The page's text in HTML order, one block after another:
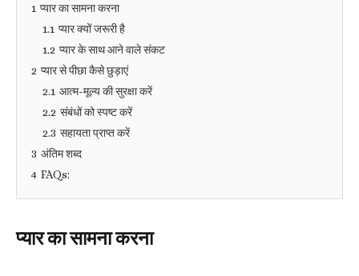
1 प्यार का सामना करना
1.1 प्यार क्यों जरूरी है
1.2 प्यार के साथ आने वाले संकट
2 प्यार से पीछा कैसे छुड़ाएं
2.1 आत्म-मूल्य की सुरक्षा करें
2.2 संबंधों को स्पष्ट करें
2.3 सहायता प्राप्त करें
3 अंतिम शब्द
4 FAQs:
प्यार का सामना करना